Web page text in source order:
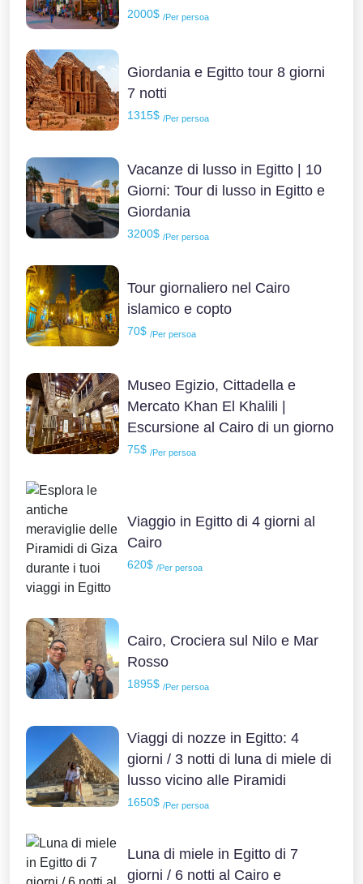
2000$ /Per persoa
Giordania e Egitto tour 8 giorni
7 notti
1315$ /Per persoa
Vacanze di lusso in Egitto | 10
Giorni: Tour di lusso in Egitto e
Giordania
3200$ /Per persoa
Tour giornaliero nel Cairo
islamico e copto
70$ /Per persoa
Museo Egizio, Cittadella e
Mercato Khan El Khalili |
Escursione al Cairo di un giorno
75$ /Per persoa
Viaggio in Egitto di 4 giorni al
Cairo
620$ /Per persoa
Cairo, Crociera sul Nilo e Mar
Rosso
1895$ /Per persoa
Viaggi di nozze in Egitto: 4
giorni / 3 notti di luna di miele di
lusso vicino alle Piramidi
1650$ /Per persoa
Luna di miele in Egitto di 7
giorni / 6 notti al Cairo e